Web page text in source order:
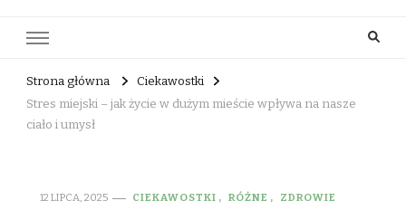
Strona główna
Ciekawostki
Stres miejski – jak życie w dużym mieście wpływa na nasze
ciało i umysł
12 LIPCA, 2025 CIEKAWOSTKI RÓŻNE ZDROWIE